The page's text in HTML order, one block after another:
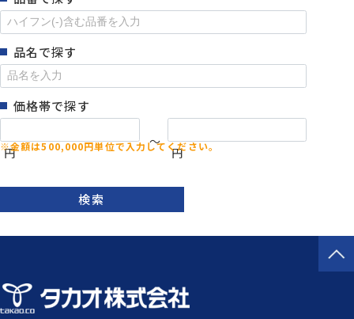
品名で探す
価格帯で探す
円
～
円
検索